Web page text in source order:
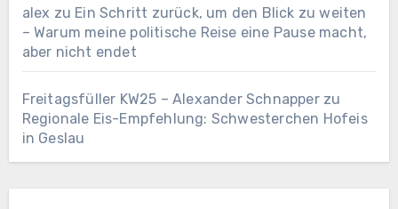
alex zu Ein Schritt zurück, um den Blick zu weiten
– Warum meine politische Reise eine Pause macht,
aber nicht endet
Freitagsfüller KW25 – Alexander Schnapperzu
Regionale Eis-Empfehlung: Schwesterchen Hofeis
in Geslau